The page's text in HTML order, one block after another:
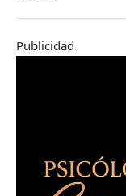
Publicidad